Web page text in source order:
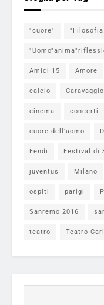
"cuore" "Filosofia
Amici 15 Amore
calcio Caravaggio
cinema concerti
cuore dell'uomo
Fendi Festival di
juventus Milano
ospiti parigi
Sanremo 2016
teatro Teatro